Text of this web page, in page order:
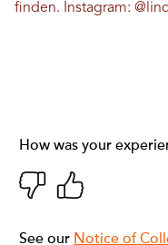
finden. Instagram: